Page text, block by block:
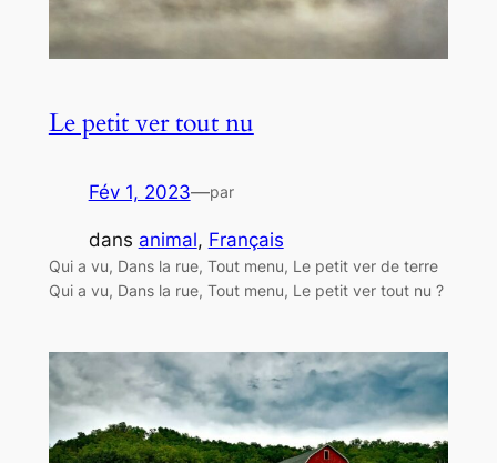
Le petit ver tout nu
Fév 1, 2023—par
dans animal, Français
Qui a vu, Dans la rue, Tout menu, Le petit ver de terre
Qui a vu, Dans la rue, Tout menu, Le petit ver tout nu ?